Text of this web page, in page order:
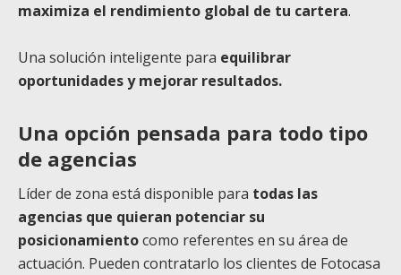
maximiza el rendimiento global de tu cartera.
Una solución inteligente para equilibrar
oportunidades y mejorar resultados.
Una opción pensada para todo tipo
de agencias
Líder de zona está disponible para todas las
agencias que quieran potenciar su
posicionamientocomo referentes en su área de
actuación. Pueden contratarlo los clientes de Fotocasa